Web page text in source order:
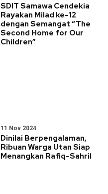
SDIT Samawa Cendekia
Rayakan Milad ke-12
dengan Semangat “The
Second Home for Our
Children”
11 Nov 2024
Dinilai Berpengalaman,
Ribuan Warga Utan Siap
Menangkan Rafiq-Sahril